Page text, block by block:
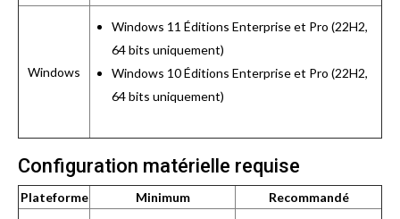
Windows
Windows 11 Éditions Enterprise et Pro (22H2,
64 bits uniquement)
Windows 10 Éditions Enterprise et Pro (22H2,
64 bits uniquement)
Configuration matérielle requise
Plateforme Minimum Recommandé